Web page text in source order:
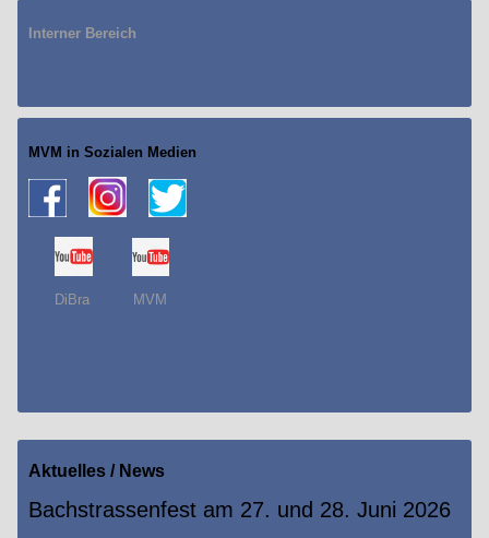
Interner Bereich
MVM in Sozialen Medien
DiBra MVM
Aktuelles / News
Bachstrassenfest am 27. und 28. Juni 2026